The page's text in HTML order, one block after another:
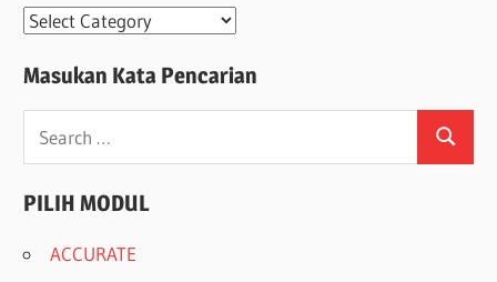
Modul
Masukan Kata Pencarian
Search
PILIH MODUL
ACCURATE